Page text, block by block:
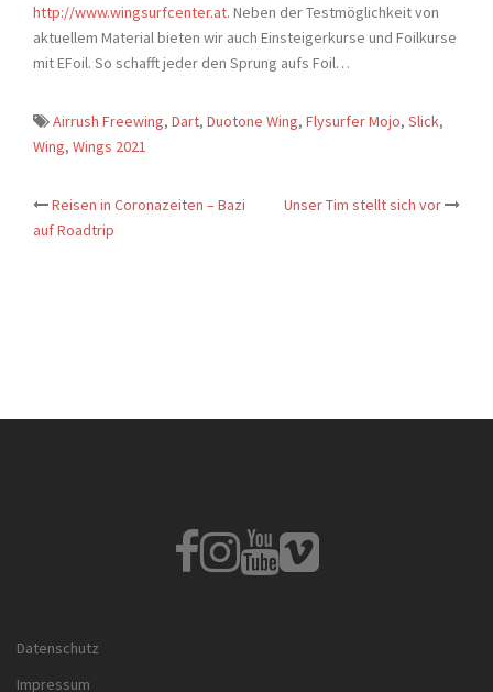
http://www.wingsurfcenter.at. Neben der Testmöglichkeit von
aktuellem Material bieten wir auch Einsteigerkurse und Foilkurse
mit EFoil. So schafft jeder den Sprung aufs Foil…
Airrush Freewing, Dart, Duotone Wing, Flysurfer Mojo, Slick,
Wing, Wings 2021
PostReisen in Coronazeiten – Bazi
auf Roadtrip
Unser Tim stellt sich vor
Fb Instagram
YoutubeVimeo
Datenschutz
Impressum